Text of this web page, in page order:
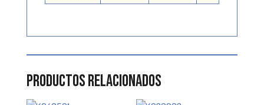
Productos relacionados